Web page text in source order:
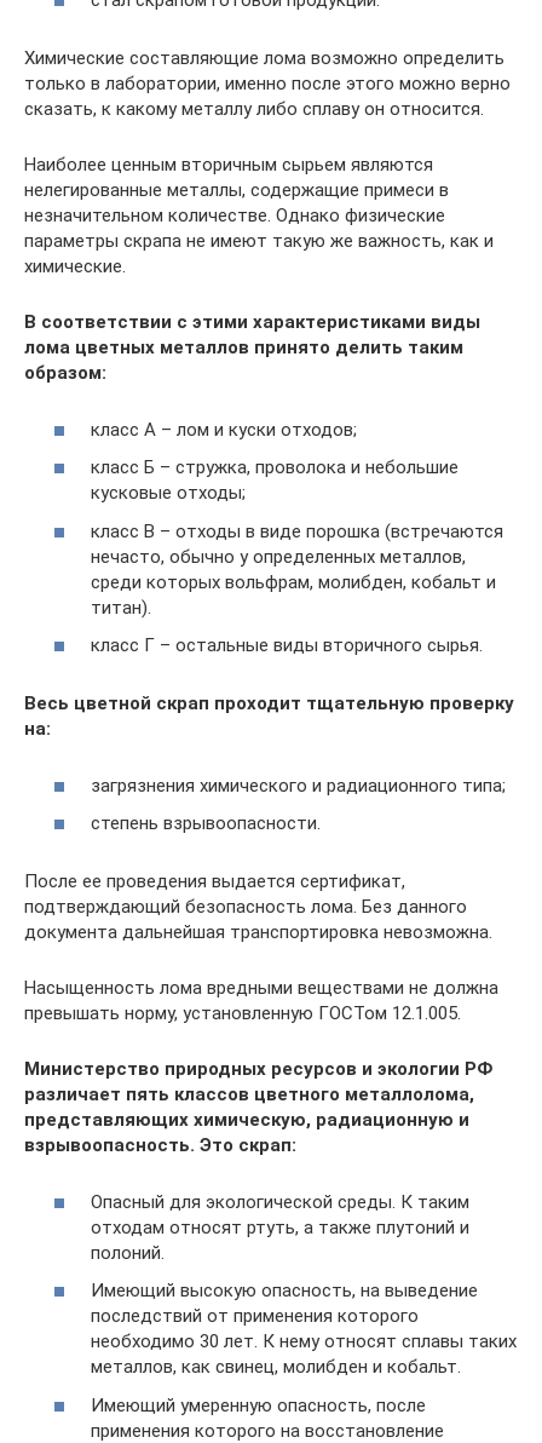
Химические составляющие лома возможно определить
только в лаборатории, именно после этого можно верно
сказать, к какому металлу либо сплаву он относится.
Наиболее ценным вторичным сырьем являются
нелегированные металлы, содержащие примеси в
незначительном количестве. Однако физические
параметры скрапа не имеют такую же важность, как и
химические.
В соответствии с этими характеристиками виды
лома цветных металлов принято делить таким
образом:
класс А – лом и куски отходов;
класс Б – стружка, проволока и небольшие
кусковые отходы;
класс В – отходы в виде порошка (встречаются
нечасто, обычно у определенных металлов,
среди которых вольфрам, молибден, кобальт и
титан).
класс Г – остальные виды вторичного сырья.
Весь цветной скрап проходит тщательную проверку
на:
загрязнения химического и радиационного типа;
степень взрывоопасности.
После ее проведения выдается сертификат,
подтверждающий безопасность лома. Без данного
документа дальнейшая транспортировка невозможна.
Насыщенность лома вредными веществами не должна
превышать норму, установленную ГОСТом 12.1.005.
Министерство природных ресурсов и экологии РФ
различает пять классов цветного металлолома,
представляющих химическую, радиационную и
взрывоопасность. Это скрап:
Опасный для экологической среды. К таким
отходам относят ртуть, а также плутоний и
полоний.
Имеющий высокую опасность, на выведение
последствий от применения которого
необходимо 30 лет. К нему относят сплавы таких
металлов, как свинец, молибден и кобальт.
Имеющий умеренную опасность, после
применения которого на восстановление